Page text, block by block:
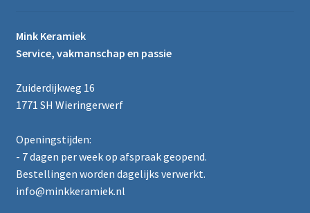
Mink Keramiek
Service, vakmanschap en passie
Zuiderdijkweg 16
1771 SH Wieringerwerf
Openingstijden:
- 7 dagen per week op afspraak geopend.
Bestellingen worden dagelijks verwerkt.
info@minkkeramiek.nl